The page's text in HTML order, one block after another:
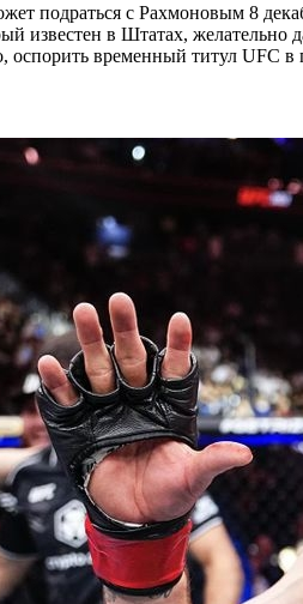
подраться с Рахмоновым 8
известен в Штатах,
временный титул UFC в